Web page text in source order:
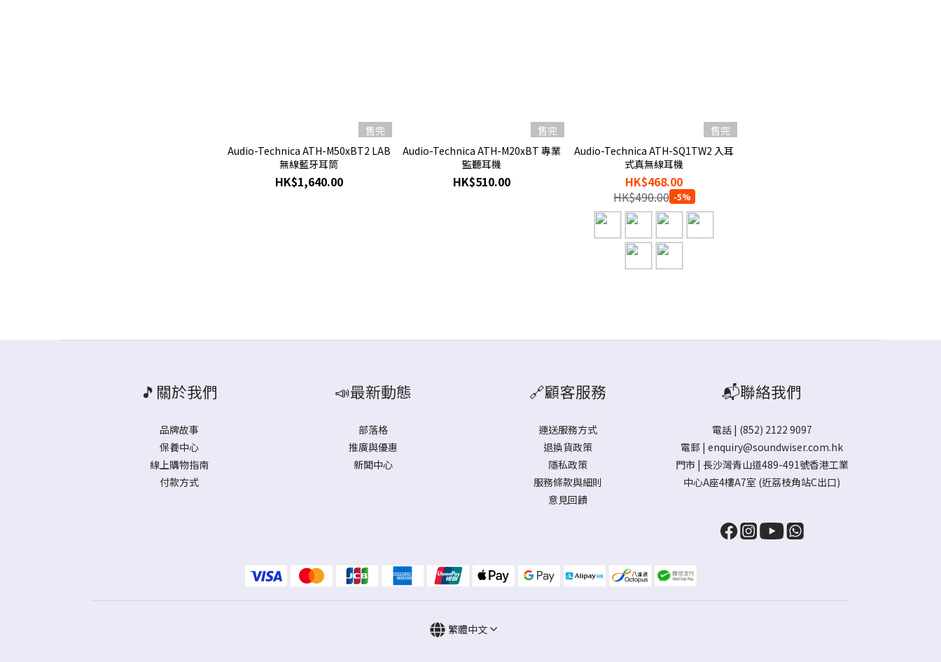
售完
Audio-Technica ATH-M50xBT2 LAB
無線藍牙耳筒
HK$1,640.00
售完
Audio-Technica ATH-M20xBT 專業
監聽耳機
HK$510.00
售完
Audio-Technica ATH-SQ1TW2 入耳
式真無線耳機
HK$468.00
HK$490.00 -5%
🎵關於我們
品牌故事
保養中心
線上購物指南
付款方式
📣最新動態
部落格
推廣與優惠
新聞中心
🔗顧客服務
運送服務方式
退換貨政策
隱私政策
服務條款與細則
意見回饋
📬聯絡我們
電話 | (852) 2122 9097
電郵 |enquiry@soundwiser.com.hk
門市 | 長沙灣青山道489-491號香港工業
中心A座4樓A7室 (近荔枝角站C出口)
繁體中文